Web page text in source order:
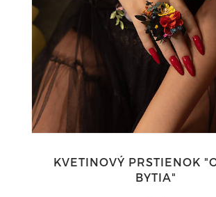
KVETINOVÝ PRSTIENOK
BYTIA"